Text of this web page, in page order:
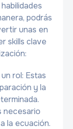
podrás
unas en
skills clave
rol: Estas
y la
necesario
la ecuación.